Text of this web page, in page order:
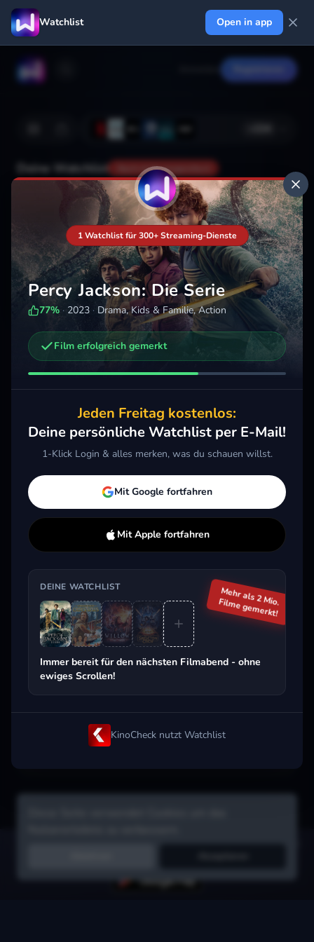
Watchlist Open in app
Deine Watchlist Noch nicht gespeichert
Hinzufügen
Weitere Trailer, die dich interessieren könnten
Willow
Mehr
Star Wars: Skeleton Crew
Merken
Mehr
Aktuell im Trend
Beliebt beim Streaming
Filme in Sekunden merken, Tipps von
1 Watchlist für 300+ Streaming-Dienste
Percy Jackson: Die Serie
77% · 2023 · Drama, Kids & Familie, Action
Film erfolgreich gemerkt
Jeden Freitag kostenlos:
Deine persönliche Watchlist per E-Mail!
1-Klick Login & alles merken, was du schauen willst.
Mit Google fortfahren
Mit Apple fortfahren
DEINE WATCHLIST
Immer bereit für den nächsten Filmabend - ohne
ewiges Scrollen!
Mehr als 2 Mio.
Filme gemerkt!
KinoCheck nutzt Watchlist